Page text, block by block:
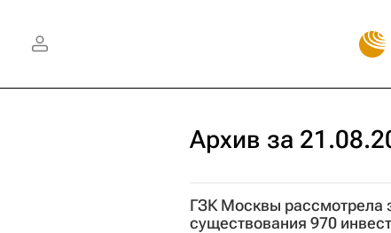
Архив за
ГЗК Москвы рассмотрела
существования 970